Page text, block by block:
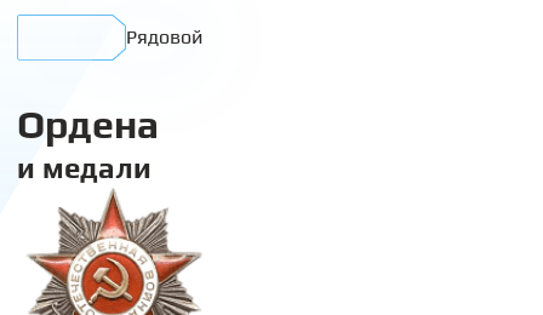
Рядовой
Ордена
и медали